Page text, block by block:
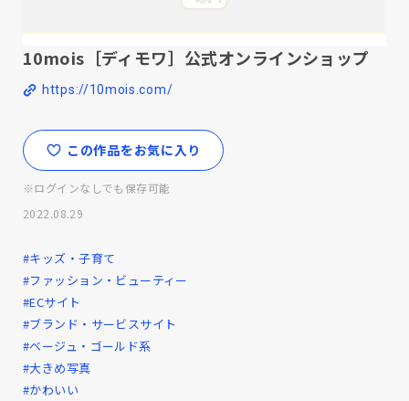
10mois［ディモワ］公式オンラインショップ
https://10mois.com/
この作品をお気に入り
※ログインなしでも保存可能
2022.08.29
#キッズ・子育て
#ファッション・ビューティー
#ECサイト
#ブランド・サービスサイト
#ベージュ・ゴールド系
#大きめ写真
#かわいい